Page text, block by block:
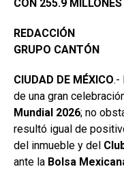
CON 255.9
REDACCIÓN
GRUPO CANTÓN
CIUDAD DE MÉXICO.-
de una gran
Mundial 2026; no
resultó igual de
del inmueble y del
ante la Bolsa